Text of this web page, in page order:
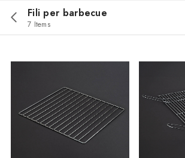
Fili per barbecue
7 Items